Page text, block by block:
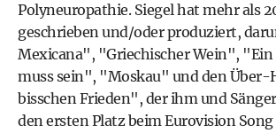
Polyneuropathie. Siegel hat mehr als
geschrieben und/oder produziert,
Mexicana", "Griechischer Wein", "Ein
muss sein", "Moskau" und den
bisschen Frieden", der ihm und
den ersten Platz beim Eurovision Song